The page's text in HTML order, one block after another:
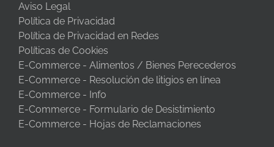
Aviso Legal
Política de Privacidad
Política de Privacidad en Redes
Políticas de Cookies
E-Commerce - Alimentos / Bienes Perecederos
E-Commerce - Resolución de litigios en línea
E-Commerce - Info
E-Commerce - Formulario de Desistimiento
E-Commerce - Hojas de Reclamaciones